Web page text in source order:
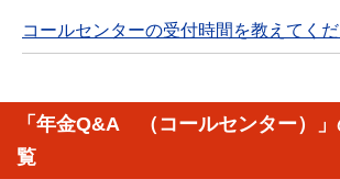
コールセンターの受付時間を教えてくだ
「年金Q&A （コールセンター）
覧